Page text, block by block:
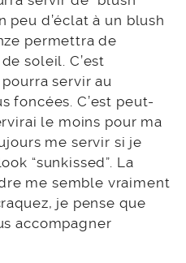
le moins pour ma
me servir si je
“sunkissed”. La
me semble vraiment
je pense que
accompagner
ce n’est pas
que j’ai décidé de
de suite attirée et
vraie réussite. Côté
nous approchons de